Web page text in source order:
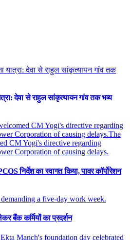
देवा से राहुल सांकृत्यायन गांव तक भव्य
निर्देश का स्वागत किया, पावर कॉर्पोरेशन
बैंक कर्मियों का प्रदर्शन